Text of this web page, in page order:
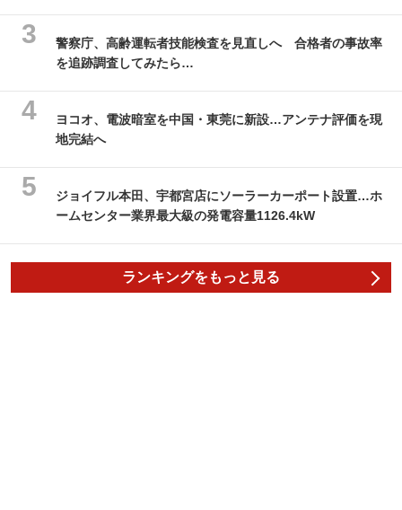
警察庁、高齢運転者技能検査を見直しへ 合格者の事故率
を追跡調査してみたら…
ヨコオ、電波暗室を中国・東莞に新設…アンテナ評価を現
地完結へ
ジョイフル本田、宇都宮店にソーラーカーポート設置…ホ
ームセンター業界最大級の発電容量1126.4kW
ランキングをもっと見る